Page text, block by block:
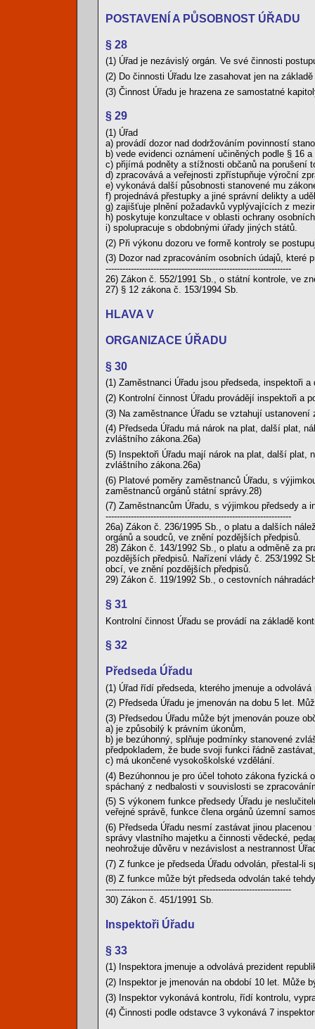
POSTAVENÍ A PŮSOBNOST ÚŘADU
§ 28
(1) Úřad je nezávislý orgán. Ve své činnosti
(2) Do činnosti Úřadu lze zasahovat jen na
(3) Činnost Úřadu je hrazena ze samostatné
§ 29
(1) Úřad
a) provádí dozor nad dodržováním povinností
b) vede evidenci oznámení učiněných podle § 16
c) přijímá podněty a stížnosti občanů na porušení
d) zpracovává a veřejnosti zpřístupňuje výroční
e) vykonává další působnosti stanovené mu
f) projednává přestupky a jiné správní delikty a
g) zajišťuje plnění požadavků vyplývajících z
h) poskytuje konzultace v oblasti ochrany
i) spolupracuje s obdobnými úřady jiných států.
(2) Při výkonu dozoru ve formě kontroly se
(3) Dozor nad zpracováním osobních údajů, které
------------------------------------------------------------------
26) Zákon č. 552/1991 Sb., o státní kontrole, ve
27) § 12 zákona č. 153/1994 Sb.
HLAVA V
ORGANIZACE ÚŘADU
§ 30
(1) Zaměstnanci Úřadu jsou předseda, inspektoři
(2) Kontrolní činnost Úřadu provádějí inspektoři a
(3) Na zaměstnance Úřadu se vztahují
(4) Předseda Úřadu má nárok na plat, další plat,
zvláštního zákona.26a)
(5) Inspektoři Úřadu mají nárok na plat, další plat,
zvláštního zákona.26a)
(6) Platové poměry zaměstnanců Úřadu, s
zaměstnanců orgánů státní správy.28)
(7) Zaměstnancům Úřadu, s výjimkou předsedy a
------------------------------------------------------------------
26a) Zákon č. 236/1995 Sb., o platu a dalších
orgánů a soudců, ve znění pozdějších předpisů.
28) Zákon č. 143/1992 Sb., o platu a odměně za
pozdějších předpisů. Nařízení vlády č. 253/1992
obcí, ve znění pozdějších předpisů.
29) Zákon č. 119/1992 Sb., o cestovních
§ 31
Kontrolní činnost Úřadu se provádí na základě
§ 32
Předseda Úřadu
(1) Úřad řídí předseda, kterého jmenuje a
(2) Předseda Úřadu je jmenován na dobu 5 let.
(3) Předsedou Úřadu může být jmenován pouze
a) je způsobilý k právním úkonům,
b) je bezúhonný, splňuje podmínky stanovené
předpokladem, že bude svoji funkci řádně zastávat,
c) má ukončené vysokoškolské vzdělání.
(4) Bezúhonnou je pro účel tohoto zákona fyzická
spáchaný z nedbalosti v souvislosti se
(5) S výkonem funkce předsedy Úřadu je
veřejné správě, funkce člena orgánů územní
(6) Předseda Úřadu nesmí zastávat jinou
správy vlastního majetku a činnosti vědecké,
neohrožuje důvěru v nezávislost a nestrannost
(7) Z funkce je předseda Úřadu odvolán, přestal-li
(8) Z funkce může být předseda odvolán také
------------------------------------------------------------------
30) Zákon č. 451/1991 Sb.
Inspektoři Úřadu
§ 33
(1) Inspektora jmenuje a odvolává prezident
(2) Inspektor je jmenován na období 10 let. Může
(3) Inspektor vykonává kontrolu, řídí kontrolu,
(4) Činnosti podle odstavce 3 vykonává 7